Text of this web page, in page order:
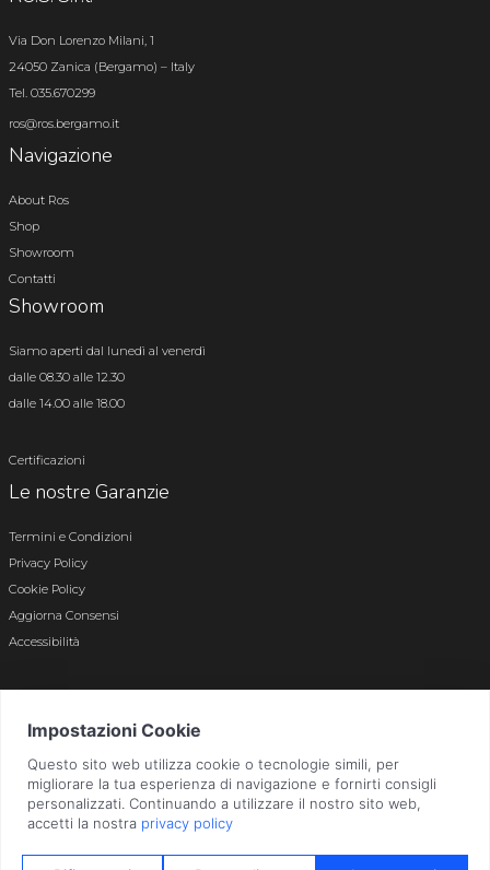
Via Don Lorenzo Milani, 1
24050 Zanica (Bergamo) – Italy
Tel. 035.670299
ros@ros.bergamo.it
Navigazione
About Ros
Shop
Showroom
Contatti
Showroom
Siamo aperti dal lunedì al venerdì
dalle 08.30 alle 12.30
dalle 14.00 alle 18.00
Certificazioni
Le nostre Garanzie
Termini e Condizioni
Privacy Policy
Cookie Policy
Aggiorna Consensi
Accessibilità
Bergamo n. 01496180165 · Capitale Sociale i.v. € 800.000,00